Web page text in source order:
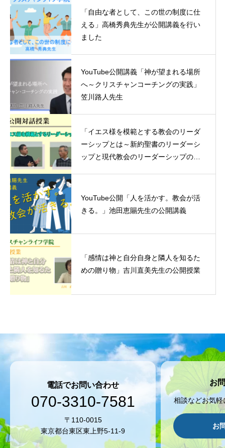
「自由な者として、この世の制度に仕
える」高橋秀典先生が公開講義を行い
ました
YouTube公開講義「神が望まれる場所
へ～クリスチャンコーチングの実践」
笠川路人先生
「イエス様を模範とする教会のリーダ
ーシップとは～新約聖書のリーダーシ
ップと現代教会のリーダーシップの連
YouTube公開「人を活かす。教会が活
きる。」池田恵賜先生の公開講義
「感情は神と自分自身と隣人を知るた
めの贈り物」吉川直美先生の公開授業
電話でお問い合わせ
070-3310-7581
〒110-0015
東京都台東区東上野5-11-9
お
相談などお気
お